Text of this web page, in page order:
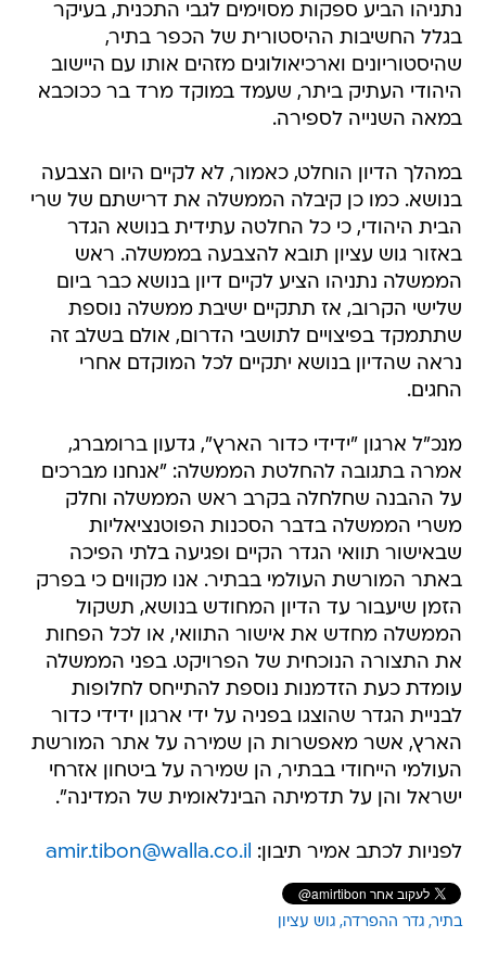
נתניהו הביע ספקות מסוימים לגבי התכנית, בעיקר
בגלל החשיבות ההיסטורית של הכפר בתיר,
שהיסטוריונים וארכיאולוגים מזהים אותו עם היישוב
היהודי העתיק ביתר, שעמד במוקד מרד בר ככוכבא
במאה השנייה לספירה.
במהלך הדיון הוחלט, כאמור, לא לקיים היום הצבעה
בנושא. כמו כן קיבלה הממשלה את דרישתם של שרי
הבית היהודי, כי כל החלטה עתידית בנושא הגדר
באזור גוש עציון תובא להצבעה בממשלה. ראש
הממשלה נתניהו הציע לקיים דיון בנושא כבר ביום
שלישי הקרוב, אז תתקיים ישיבת ממשלה נוספת
שתתמקד בפיצויים לתושבי הדרום, אולם בשלב זה
נראה שהדיון בנושא יתקיים לכל המוקדם אחרי
החגים.
מנכ"ל ארגון "ידידי כדור הארץ", גדעון ברומברג,
אמרה בתגובה להחלטת הממשלה: "אנחנו מברכים
על ההבנה שחלחלה בקרב ראש הממשלה וחלק
משרי הממשלה בדבר הסכנות הפוטנציאליות
שבאישור תוואי הגדר הקיים ופגיעה בלתי הפיכה
באתר המורשת העולמי בבתיר. אנו מקווים כי בפרק
הזמן שיעבור עד הדיון המחודש בנושא, תשקול
הממשלה מחדש את אישור התוואי, או לכל הפחות
את התצורה הנוכחית של הפרויקט. בפני הממשלה
עומדת כעת הזדמנות נוספת להתייחס לחלופות
לבניית הגדר שהוצגו בפניה על ידי ארגון ידידי כדור
הארץ, אשר מאפשרות הן שמירה על אתר המורשת
העולמי הייחודי בבתיר, הן שמירה על ביטחון אזרחי
ישראל והן על תדמיתה הבינלאומית של המדינה".
לפניות לכתב אמיר תיבון: amir.tibon@walla.co.il
בתיר גדר ההפרדה גוש עציון